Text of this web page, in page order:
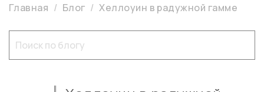
Главная Блог Хеллоуин в радужной гамме